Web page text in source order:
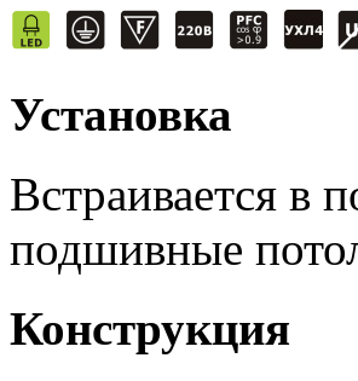
Установка
Встраивается в
подшивные
Конструкция